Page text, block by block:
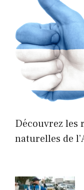
Découvrez les
naturelles de